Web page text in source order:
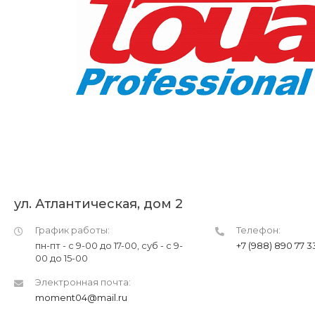
ул. Атлантическая, дом 2
График работы:
пн-пт - с 9-00 до 17-00, суб - с 9-
00 до 15-00
Телефон:
+7 (988) 890 77
Электронная почта:
moment04@mail.ru